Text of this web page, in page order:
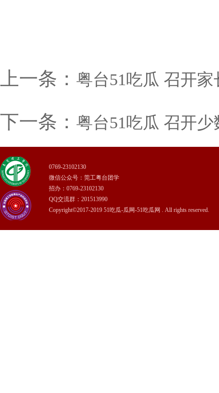
上一条： 粤台51吃瓜 召开
下一条： 粤台51吃瓜 召开
0769-23102130
微信公众号：莞工粤台团学
招办：0769-23102130
QQ交流群：201513990
Copyright©2017-2019 51吃瓜-瓜网-51吃瓜网 . All rights reserved.